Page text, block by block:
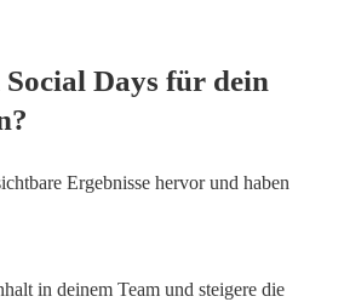
Days für dein
Ergebnisse hervor und haben
in deinem Team und steigere die